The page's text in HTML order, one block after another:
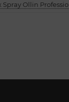
Ollin